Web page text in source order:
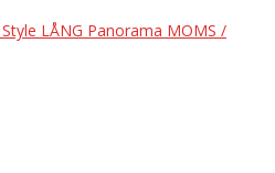
LÅNG Panorama MOMS /